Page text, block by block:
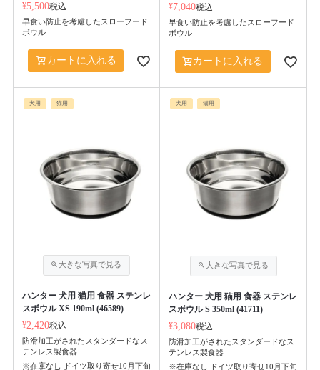
¥5,500税込
早食い防止を考慮したスローフード
ボウル
カートに入れる
¥7,040税込
早食い防止を考慮したスローフード
ボウル
カートに入れる
犬用 猫用
ハンター 犬用 猫用 食器 ステンレ
スボウル XS 190ml (46589)
¥2,420税込
防滑加工がされたスタンダードなス
テンレス製食器
※在庫なし ドイツ取り寄せ10月下旬
犬用 猫用
ハンター 犬用 猫用 食器 ステンレ
スボウル S 350ml (41711)
¥3,080税込
防滑加工がされたスタンダードなス
テンレス製食器
※在庫なし ドイツ取り寄せ10月下旬